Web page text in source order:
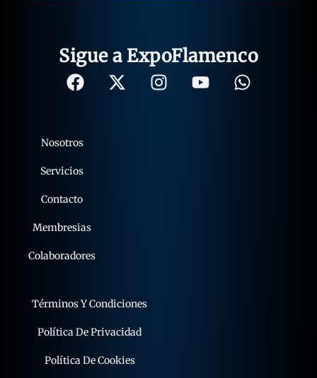
Sigue a ExpoFlamenco
Términos Y Condiciones
Política De Privacidad
Política De Cookies
Nosotros
Servicios
Contacto
Membresias
Colaboradores